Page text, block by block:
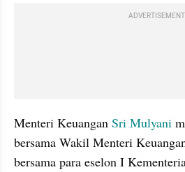
ADVERTISEMENT
Menteri Keuangan Sri Mulyani
bersama Wakil Menteri
bersama para eselon I